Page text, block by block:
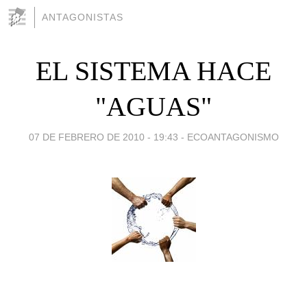
ANTAGONISTAS
EL SISTEMA HACE
"AGUAS"
07 DE FEBRERO DE 2010 - 19:43 - ECOANTAGONISMO